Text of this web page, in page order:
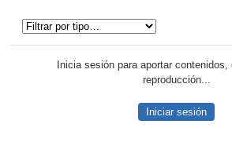
Inicia sesión para aportar
reproducción...
Iniciar sesión